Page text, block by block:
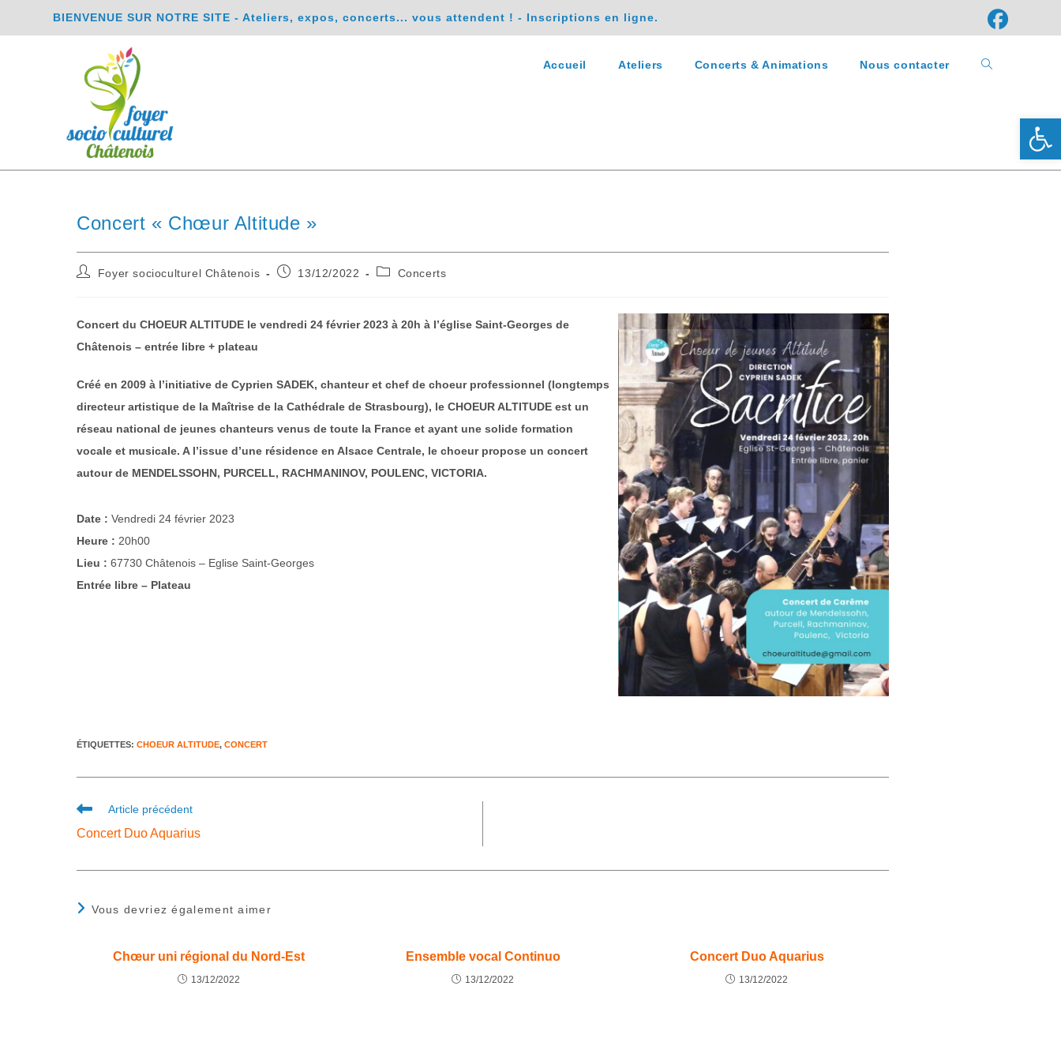
BIENVENUE SUR NOTRE SITE - Ateliers, expos, concerts... vous attendent ! - Inscriptions en ligne.
Accueil Ateliers Concerts & Animations Nous contacter
Concert « Chœur Altitude »
Foyer socioculturel Châtenois 13/12/2022 Concerts
Concert du CHOEUR ALTITUDE le vendredi 24 février 2023 à 20h à l’église Saint-Georges de
Châtenois – entrée libre + plateau
Créé en 2009 à l’initiative de Cyprien SADEK, chanteur et chef de choeur professionnel (longtemps
directeur artistique de la Maîtrise de la Cathédrale de Strasbourg), le CHOEUR ALTITUDE est un
réseau national de jeunes chanteurs venus de toute la France et ayant une solide formation
vocale et musicale. A l’issue d’une résidence en Alsace Centrale, le choeur propose un concert
autour de MENDELSSOHN, PURCELL, RACHMANINOV, POULENC, VICTORIA.
Date :Vendredi 24 février 2023
Heure : 20h00
Lieu :67730 Châtenois – Eglise Saint-Georges
Entrée libre – Plateau
ÉTIQUETTES:CHOEUR ALTITUDE, CONCERT
Article précédent
Concert Duo Aquarius
Vous devriez également aimer
Chœur uni régional du Nord-Est
13/12/2022
Ensemble vocal Continuo
13/12/2022
Concert Duo Aquarius
13/12/2022